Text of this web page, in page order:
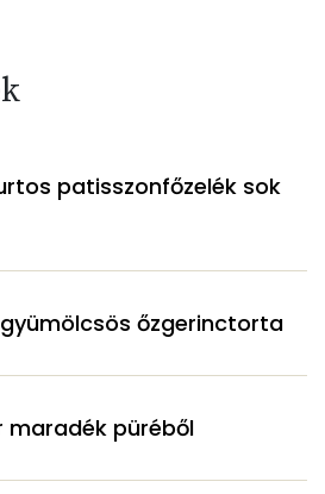
patisszonfőzelék sok
őzgerinctorta
maradék püréből